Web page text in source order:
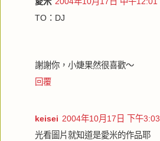
TO：DJ
謝謝你，小婕果然很喜歡～
回覆
keisei 2004年10月17日 下午3:03
光看圖片就知道是愛米的作品耶